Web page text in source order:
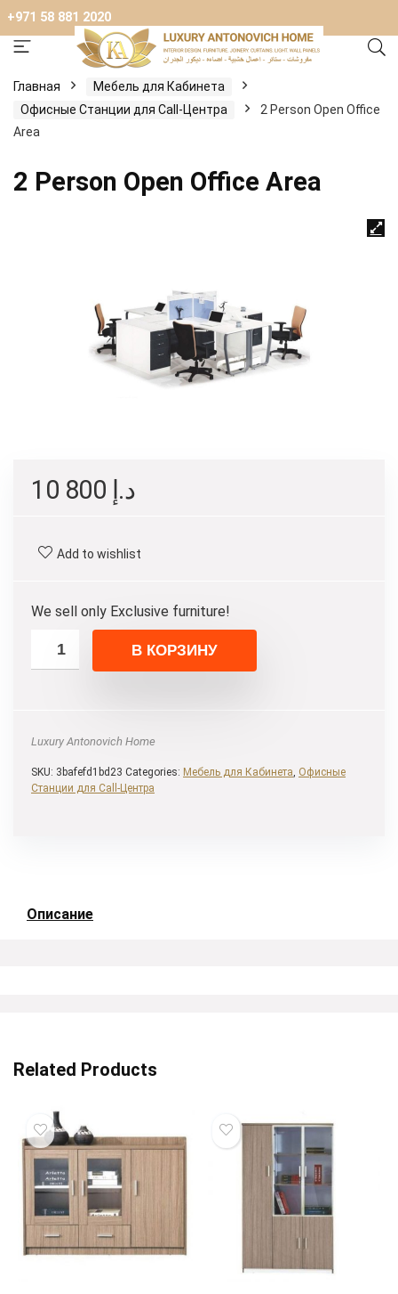
+971 58 881 2020
Главная
Мебель для Кабинета
Офисные Станции для Call-Центра
2 Person Open Office
Area
2 Person Open Office Area
د.إ
Add to wishlist
We sell only Exclusive furniture!
В КОРЗИНУ
Luxury Antonovich Home
SKU: 3bafefd1bd23 Categories: Мебель для Кабинета, Офисные
Станции для Call-Центра
Описание
Related Products